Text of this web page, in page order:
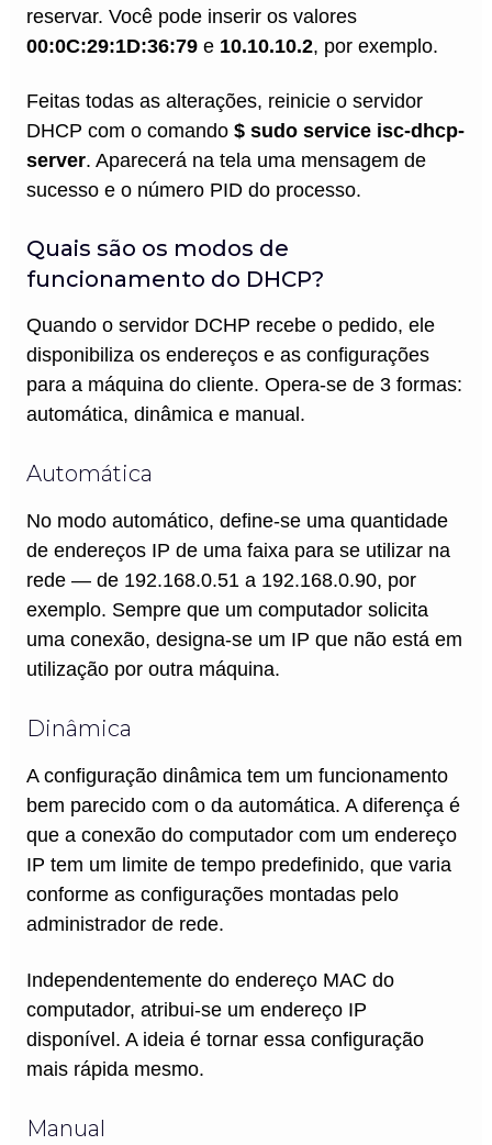
reservar. Você pode inserir os valores
00:0C:29:1D:36:79e 10.10.10.2, por exemplo.
Feitas todas as alterações, reinicie o servidor
DHCP com o comando $ sudo service isc-dhcp-
server. Aparecerá na tela uma mensagem de
sucesso e o número PID do processo.
Quais são os modos de
funcionamento do DHCP?
Quando o servidor DCHP recebe o pedido, ele
disponibiliza os endereços e as configurações
para a máquina do cliente. Opera-se de 3 formas:
automática, dinâmica e manual.
Automática
No modo automático, define-se uma quantidade
de endereços IP de uma faixa para se utilizar na
rede — de 192.168.0.51 a 192.168.0.90, por
exemplo. Sempre que um computador solicita
uma conexão, designa-se um IP que não está em
utilização por outra máquina.
Dinâmica
A configuração dinâmica tem um funcionamento
bem parecido com o da automática. A diferença é
que a conexão do computador com um endereço
IP tem um limite de tempo predefinido, que varia
conforme as configurações montadas pelo
administrador de rede.
Independentemente do endereço MAC do
computador, atribui-se um endereço IP
disponível. A ideia é tornar essa configuração
mais rápida mesmo.
Manual